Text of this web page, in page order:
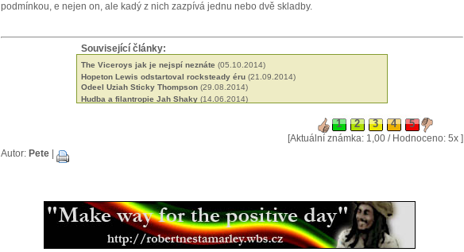
podmínkou, e nejen on, ale kadý z nich zazpívá jednu nebo dvě skladby.
Související články:
The Viceroys jak je nejspí neznáte (05.10.2014)
Hopeton Lewis odstartoval rocksteady éru (21.09.2014)
Odeel Uziah Sticky Thompson (29.08.2014)
Hudba a filantropie Jah Shaky (14.06.2014)
(31.01.2014)
Muzikant, skladatel a učitel Joe Higgs
Errol Thompson produkoval první album bez vokálů(16.11.2012)
Steel Pulse se učili z nahrávek Marleyho a Speara(18.09.2012)
Samini a jeho africký dancehall(21.08.2012)
Don Letts je srdcem rebel(02.08.2012)
Muzikant a producent Oswald Ossie Hibbert(10.07.2012)
[Aktuální známka: 1,00 / Hodnoceno: 5x ]
Autor: Pete